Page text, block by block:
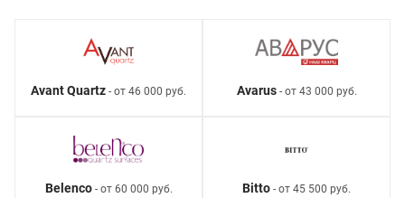
Avant Quartz - от 46 000 руб. Avarus- от 43 000 руб.
Belenco- от 60 000 руб. Bitto - от 45 500 руб.